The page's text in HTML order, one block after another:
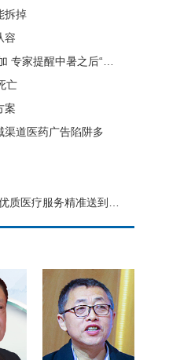
拆掉
容
亡
案
渠道医药广告陷阱多